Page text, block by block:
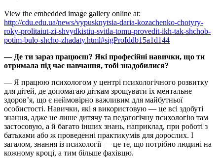
View the embedded image gallery online at:
http://cdu.edu.ua/news/vypusknytsia-daria-kozachenko-chotyry-
roky-prolitaiut-zi-shvydkistiu-svitla-tomu-provedit-ikh-tak-shchob-
potim-bulo-shcho-zhadaty.html#sigProIddb15a1d144
— Де ти зараз працюєш? Які професійні навички, що ти
отримала під час навчання, тобі знадобилися?
— Я працюю психологом у центрі психологічного розвитку
для дітей, де допомагаю діткам зрощувати їх ментальне
здоров’я, що є неймовірно важливим для майбутньої
особистості. Навички, які я використовую — це всі здобуті
знання, адже не лише дитячу та педагогічну психологію там
застосовую, а й багато інших знань, наприклад, при роботі з
батьками або ж проведенні практикумів для дорослих. І
загалом, знання із психології — це те, що потрібно людині на
кожному кроці, а тим більше фахівцю.